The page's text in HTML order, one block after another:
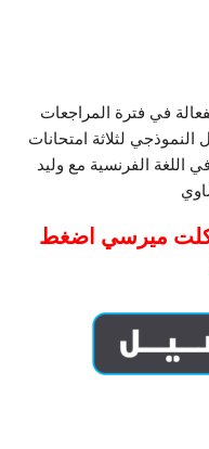
في فترة المراجعات
النموذجي لثلاثة امتحانات
بوكلت ميرسي للثانوية العامة 2019 في اللغة الفرنسية مع وليد
بوكلت ميرسي اضغط